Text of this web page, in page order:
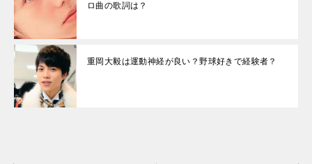
ロ曲の歌詞は？
重岡大毅は運動神経が良い？野球好きで経験者？